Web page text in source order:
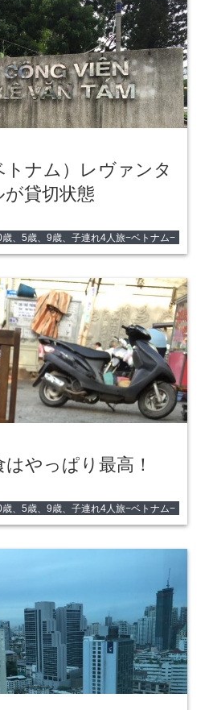
ナム）レヴァンタ
貸切状態
歳、5歳、9歳、子連れ4人旅−ベトナム−
やっぱり最高！
歳、5歳、9歳、子連れ4人旅−ベトナム−